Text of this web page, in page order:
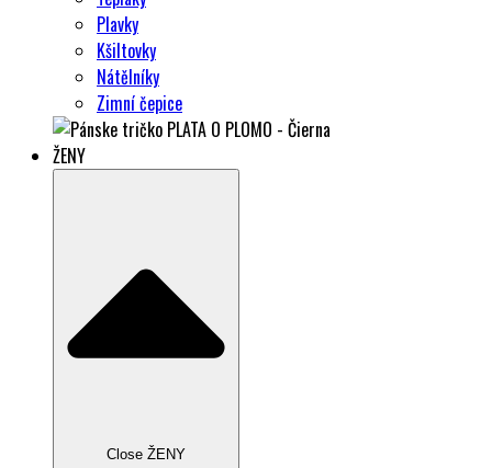
Plavky
Kšiltovky
Nátělníky
Zimní čepice
ŽENY
Close ŽENY